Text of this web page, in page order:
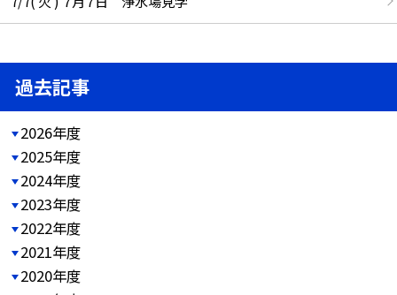
過去記事
2026年度
2025年度
2024年度
2023年度
2022年度
2021年度
2020年度